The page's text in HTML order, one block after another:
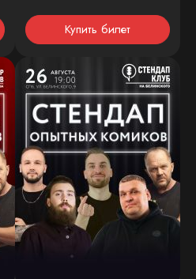
Купить билет